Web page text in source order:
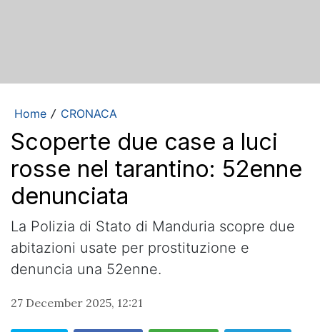
Home / CRONACA
Scoperte due case a luci
rosse nel tarantino: 52enne
denunciata
La Polizia di Stato di Manduria scopre due
abitazioni usate per prostituzione e
denuncia una 52enne.
27 December 2025, 12:21